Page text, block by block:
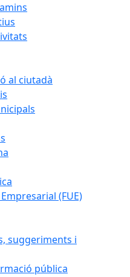
al ciutadà
(FUE)
suggeriments i
pública